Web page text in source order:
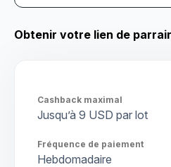
Obtenir votre lien de
Cashback maximal
Jusqu’à 9 USD par lot
Fréquence de paiement
Hebdomadaire